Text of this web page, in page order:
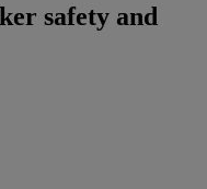
safety and